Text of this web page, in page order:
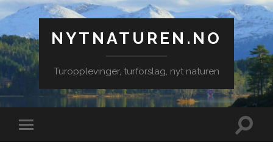
NYTNATUREN.NO
Turopplevinger, turforslag, nyt naturen
Veksle
mobilmeny
Veksle